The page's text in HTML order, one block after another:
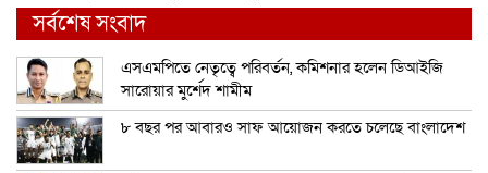
সর্বশেষ সংবাদ
এসএমপিতে নেতৃত্বে পরিবর্তন, কমিশনার হলেন ডিআইজি
সারোয়ার মুর্শেদ শামীম
৮ বছর পর আবারও সাফ আয়োজন করতে চলেছে বাংলাদেশ